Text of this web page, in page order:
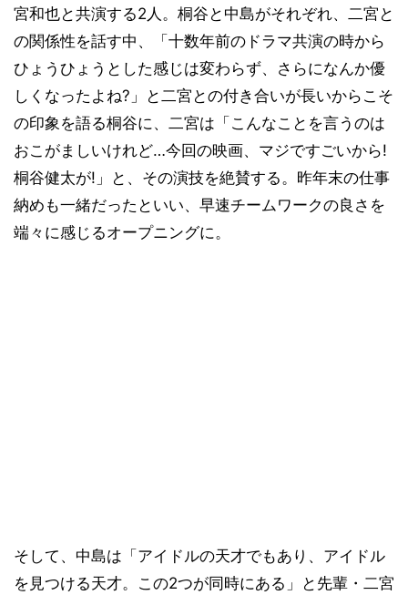
宮和也と共演する2人。桐谷と中島がそれぞれ、二宮と
の関係性を話す中、「十数年前のドラマ共演の時から
ひょうひょうとした感じは変わらず、さらになんか優
しくなったよね?」と二宮との付き合いが長いからこそ
の印象を語る桐谷に、二宮は「こんなことを言うのは
おこがましいけれど…今回の映画、マジですごいから!
桐谷健太が!」と、その演技を絶賛する。昨年末の仕事
納めも一緒だったといい、早速チームワークの良さを
端々に感じるオープニングに。
そして、中島は「アイドルの天才でもあり、アイドル
を見つける天才。この2つが同時にある」と先輩・二宮